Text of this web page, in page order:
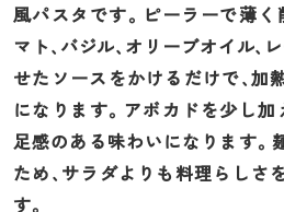
風パスタです。ピーラーで薄く
マト、バジル、オリーブオイル、
せたソースをかけるだけで、加
になります。アボカドを少し加
足感のある味わいになります。
ため、サラダよりも料理らしさ
す。